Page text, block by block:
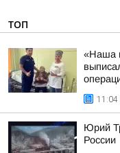
ТОП
«Наша
11:04
Юрий
России